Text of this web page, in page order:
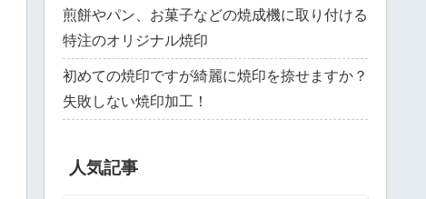
煎餅やパン、お菓子などの焼成機に取り付ける
特注のオリジナル焼印
初めての焼印ですが綺麗に焼印を捺せますか？
失敗しない焼印加工！
人気記事